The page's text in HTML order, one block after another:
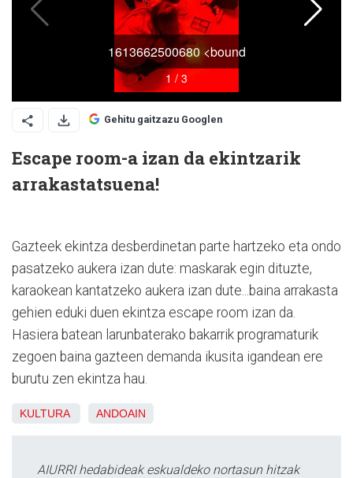
Gehitu gaitzazu Googlen
Escape room-a izan da ekintzarik
arrakastatsuena!
Gazteek ekintza desberdinetan parte hartzeko eta ondo
pasatzeko aukera izan dute: maskarak egin dituzte,
karaokean kantatzeko aukera izan dute...baina arrakasta
gehien eduki duen ekintza escape room izan da.
Hasiera batean larunbaterako bakarrik programaturik
zegoen baina gazteen demanda ikusita igandean ere
burutu zen ekintza hau.
KULTURA ANDOAIN
AIURRI hedabideak eskualdeko nortasun hitzak